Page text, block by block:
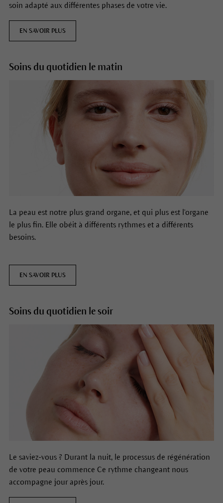
soin adapté aux différentes phases de votre vie.
EN SAVOIR PLUS
Soins du quotidien le matin
La peau est notre plus grand organe, et qui plus est l'organe
le plus fin. Elle obéit à différents rythmes et a différents
besoins.
EN SAVOIR PLUS
Soins du quotidien le soir
Le saviez-vous ? Durant la nuit, le processus de régénération
de votre peau commence Ce rythme changeant nous
accompagne jour après jour.